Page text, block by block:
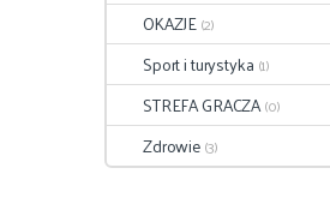
OKAZJE(2)
Sport i turystyka (1)
STREFA GRACZA(0)
Zdrowie(3)